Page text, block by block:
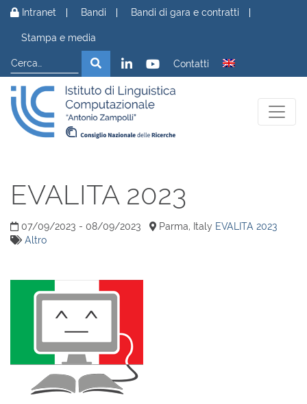
Vai al contenuto
Intranet Bandi Bandi di gara e contratti
Stampa e media
Cerca
Cerca Contatti
EVALITA 2023
07/09/2023 - 08/09/2023 Parma, Italy EVALITA 2023
Altro